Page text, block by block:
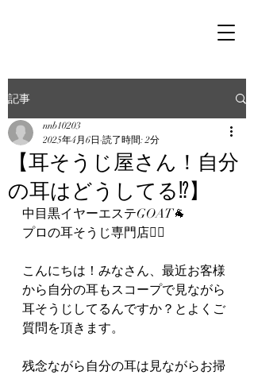
記事
【耳そうじ屋さん！自分
の耳はどうしてる⁉︎】
nnb10203
2025年4月6日 読了時間: 2分
中目黒イヤーエステGOAT🐐
プロの耳そうじ専門店👂🏻
こんにちは！みなさん、最近お客様
から自分の耳もスコープで見ながら
耳そうじしてるんですか？とよくご
質問を頂きます。
残念ながら自分の耳は見ながらお掃